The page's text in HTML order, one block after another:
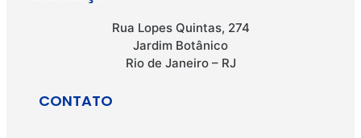
Rua Lopes Quintas, 274
Jardim Botânico
Rio de Janeiro – RJ
CONTATO